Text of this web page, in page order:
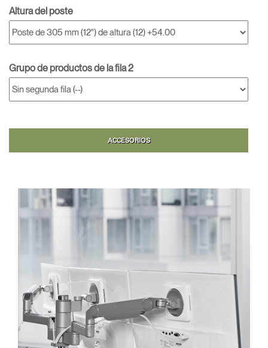
Altura del poste
Grupo de productos de la fila 2
ACCESORIOS